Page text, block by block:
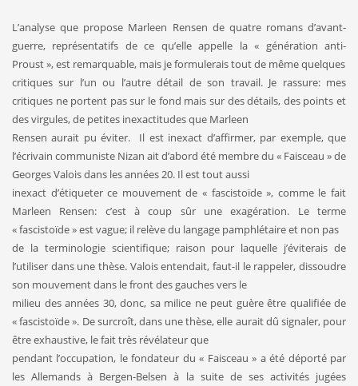
L’analyse que propose Marleen Rensen de quatre romans d’avant-
guerre, représentatifs de ce qu’elle appelle la « génération anti-
Proust », est remarquable, mais je formulerais tout de même quelques
critiques sur l’un ou l’autre détail de son travail. Je rassure: mes
critiques ne portent pas sur le fond mais sur des détails, des points et
des virgules, de petites inexactitudes que Marleen
Rensen aurait pu éviter. Il est inexact d’affirmer, par exemple, que
l’écrivain communiste Nizan ait d’abord été membre du « Faisceau » de
Georges Valois dans les années 20. Il est tout aussi
inexact d’étiqueter ce mouvement de « fascistoïde », comme le fait
Marleen Rensen: c’est à coup sûr une exagération. Le terme
« fascistoïde » est vague; il relève du langage pamphlétaire et non pas
de la terminologie scientifique; raison pour laquelle j’éviterais de
l’utiliser dans une thèse. Valois entendait, faut-il le rappeler, dissoudre
son mouvement dans le front des gauches vers le
milieu des années 30, donc, sa milice ne peut guère être qualifiée de
« fascistoïde ». De surcroît, dans une thèse, elle aurait dû signaler, pour
être exhaustive, le fait très révélateur que
pendant l’occupation, le fondateur du « Faisceau » a été déporté par
les Allemands à Bergen-Belsen à la suite de ses activités jugées